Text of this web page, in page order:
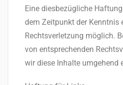
Eine diesbezügliche
dem Zeitpunkt der Kenntnis
Rechtsverletzung möglich.
von entsprechenden
wir diese Inhalte umgehend